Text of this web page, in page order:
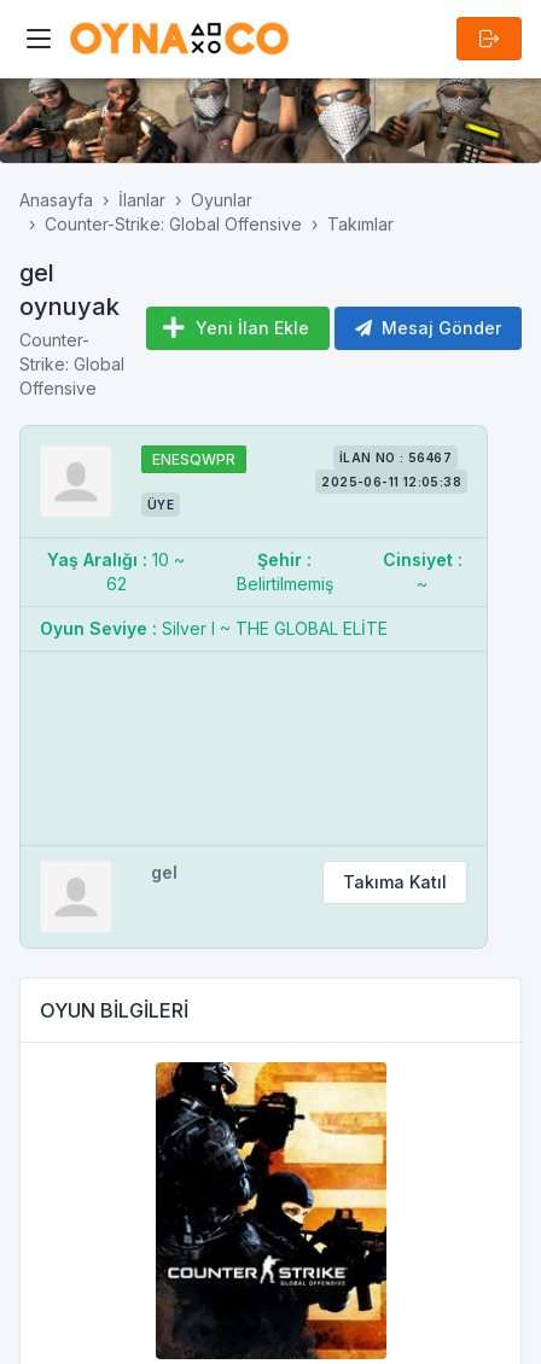
Anasayfa İlanlar
Oyunlar
Counter-Strike: Global Offensive
Takımlar
gel
oynuyak
Counter-
Strike: Global
Offensive
Yeni İlan Ekle Mesaj Gönder
ENESQWPR
ÜYE
İLAN NO : 56467
2025-06-11 12:05:38
Yaş Aralığı : 10 ~
62
Şehir :
Belirtilmemiş
Cinsiyet :
~
Oyun Seviye : Silver I ~ THE GLOBAL ELİTE
gel Takıma Katıl
OYUN BİLGİLERİ